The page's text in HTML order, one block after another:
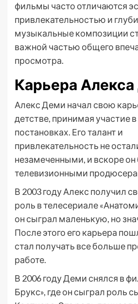
фильмы часто отличаются
привлекательностью и
музыкальные композиции
важной частью общего
просмотра.
Карьера
Алекс Деми начал свою
детстве, принимая участие
постановках. Его талант и
привлекательность не
незамеченными, и вскоре
телевизионными
В 2003 году Алекс получил
роль в телесериале
он сыграл маленькую, но
После этого его карьера
стал получать все больше
работе.
В 2006 году Деми снялся в
Брукс», где он сыграл роль